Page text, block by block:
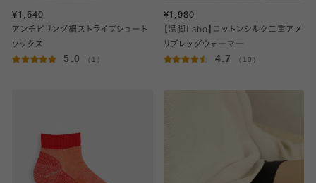
¥1,540
アンチピリング細ストライプショート
ソックス
5.0 （1）
¥1,980
【温脚Labo】コットンシルク二重アメ
リブレッグウォーマー
4.7 （10）